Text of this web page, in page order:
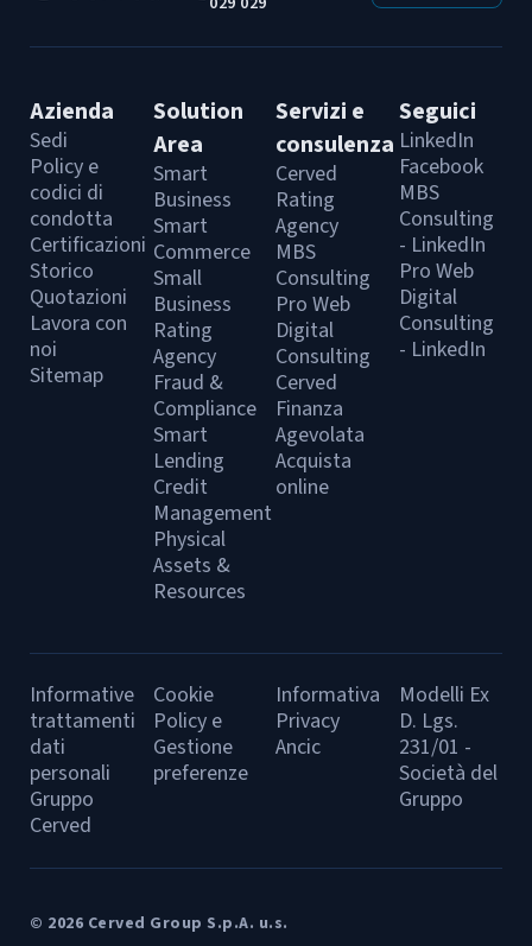
Azienda
Sedi
Policy e
codici di
condotta
Certificazioni
Storico
Quotazioni
Lavora con
noi
Sitemap
Solution
Area
Smart
Business
Smart
Commerce
Small
Business
Rating
Agency
Fraud &
Compliance
Smart
Lending
Credit
Management
Physical
Assets &
Resources
Servizi e
consulenza
Cerved
Rating
Agency
MBS
Consulting
Pro Web
Digital
Consulting
Cerved
Finanza
Agevolata
Acquista
online
Seguici
LinkedIn
Facebook
MBS
Consulting
- LinkedIn
Pro Web
Digital
Consulting
- LinkedIn
Informative
trattamenti
dati
personali
Gruppo
Cerved
Cookie
Policy e
Gestione
preferenze
Informativa
Privacy
Ancic
Modelli Ex
D. Lgs.
231/01 -
Società del
Gruppo
© 2026 Cerved Group S.p.A. u.s.